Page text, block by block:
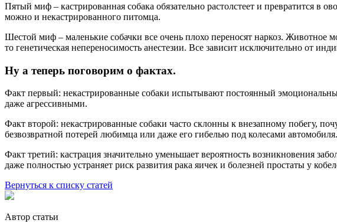
Пятый миф – кастрированная собака обязательно растолстеет и превратится в
можно и некастрированного питомца.
Шестой миф – маленькие собачки все очень плохо переносят наркоз. Животное
то генетическая непереносимость анестезии. Все зависит исключительно от
Ну а теперь поговорим о фактах.
Факт первый: некастрированные собаки испытывают постоянный
даже агрессивными.
Факт второй: некастрированные собаки часто склонны к внезапному побегу,
безвозвратной потерей любимца или даже его гибелью под колесами автомобиля.
Факт третий: кастрация значительно уменьшает вероятность возникновения
даже полностью устраняет риск развития рака яичек и болезней простаты у
Вернуться к списку статей
Автор статьи